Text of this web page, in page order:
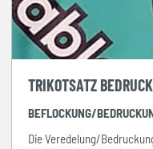
TRIKOTSATZ
BEFLOCKUNG/
Die Veredelung/